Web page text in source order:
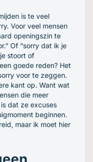
is te veel
Voor veel mensen
openingszin te
Of “sorry dat ik je
stoort of
goede reden? Het
voor te zeggen.
kant op. Want wat
die meer
dat ze excuses
beginnen.
maar ik moet hier